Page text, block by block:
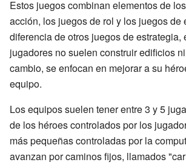
Estos juegos combinan elementos de
acción, los juegos de rol y los juegos de
diferencia de otros juegos de estrategia,
jugadores no suelen construir edificios
cambio, se enfocan en mejorar a su
equipo.
Los equipos suelen tener entre 3 y 5
de los héroes controlados por los
más pequeñas controladas por la
avanzan por caminos fijos, llamados